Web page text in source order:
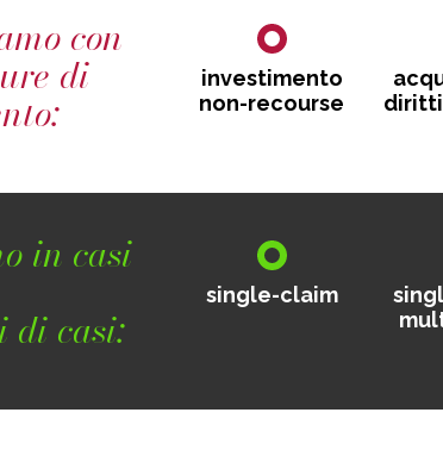
con
di
investimento
non-recourse
diritti
in casi
casi:
single-claim